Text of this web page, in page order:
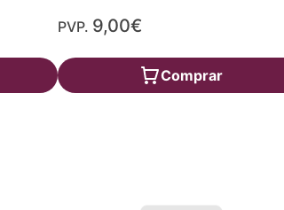
PVP. 9,00€
Comprar